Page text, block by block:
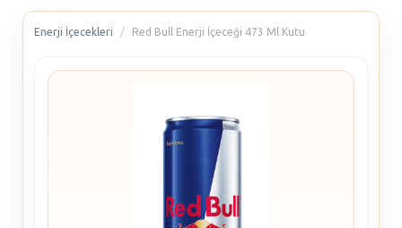
Enerji İçecekleri Red Bull Enerji İçeceği 473 Ml Kutu